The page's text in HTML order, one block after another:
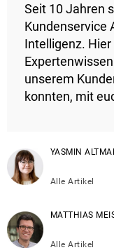
Seit 10 Jahren
Kundenservice
Intelligenz.
unserem
konnten, mit
YASMIN
Alle Artikel
MATTHIAS
Alle Artikel